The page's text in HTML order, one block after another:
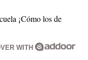
¡Cómo los de
WITH